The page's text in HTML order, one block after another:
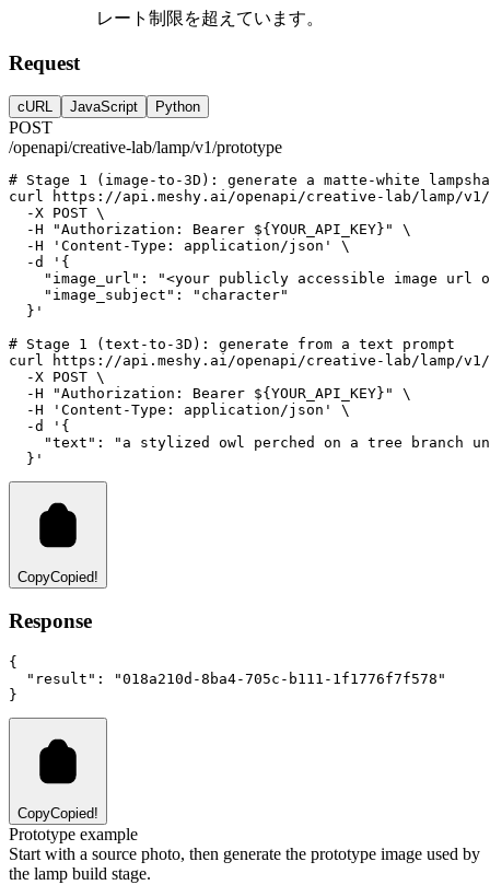
レート制限を超えています。
Request
cURL JavaScript Python
POST
/openapi/creative-lab/lamp/v1/prototype
# Stage 1 (image-to-3D): generate a matte-white
curl
https://api.meshy.ai/openapi/creative-lab/lamp/
-X POST \
-H
"Authorization: Bearer ${YOUR_API_KEY}"
\
-H
'Content-Type: application/json'
\
-d
'{
"image_url": "<your publicly accessible image url
    "image_subject": "character"
  }'
# Stage 1 (text-to-3D): generate from a text prompt
curl
https://api.meshy.ai/openapi/creative-lab/lamp/
-X POST \
-H
"Authorization: Bearer ${YOUR_API_KEY}"
\
-H
'Content-Type: application/json'
\
-d
'{
"text": "a stylized owl perched on a tree branch
  }'
CopyCopied!
Response
{
"result" :
"018a210d-8ba4-705c-b111-1f1776f7f578"
}
CopyCopied!
Prototype example
Start with a source photo, then generate the prototype image used by
the lamp build stage.